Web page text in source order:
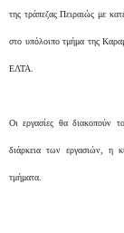
της τράπεζας Πειραιώς με
στο υπόλοιπο τμήμα της
ΕΛΤΑ.
Οι εργασίες θα διακοπούν
διάρκεια των εργασιών, η
τμήματα.